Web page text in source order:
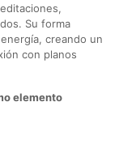
Su forma
creando un
con planos
elemento